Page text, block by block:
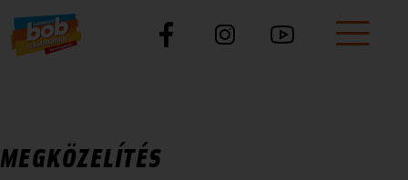
MEGKÖZELÍTÉS